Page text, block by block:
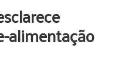
alimentação